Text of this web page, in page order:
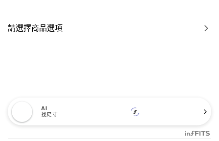
請選擇商品選項
AI
找尺寸